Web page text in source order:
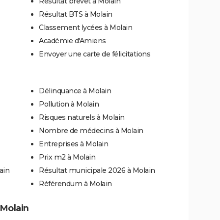
Résultat BTS à Molain
Classement lycées à Molain
Académie d'Amiens
Envoyer une carte de félicitations
Délinquance à Molain
Pollution à Molain
Risques naturels à Molain
Nombre de médecins à Molain
Entreprises à Molain
Prix m2 à Molain
Résultat municipale 2026 à Molain
Référendum à Molain